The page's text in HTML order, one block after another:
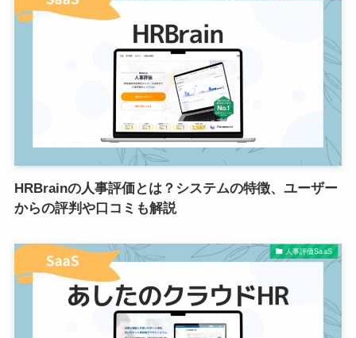
HRBrainの人事評価とは？システムの特徴、ユーザー
からの評判や口コミも解説
人事評価SaaS